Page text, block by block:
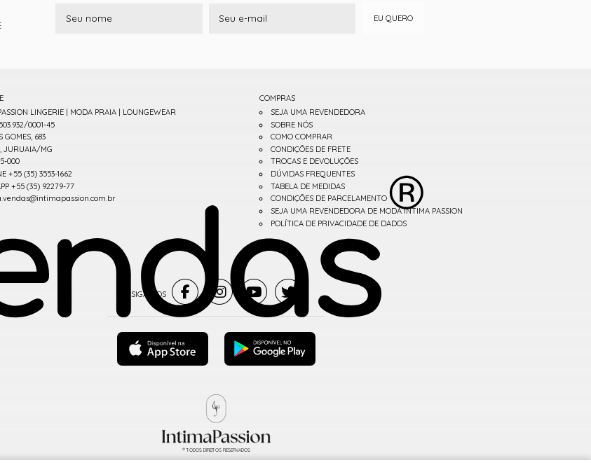
EU QUERO
LINGERIE | MODA PRAIA | LOUNGEWEAR
0001-45
GOMES, 683
JURUAIA/MG
000
+55 (35) 3553-1662
+55 (35) 92279-77
COMPRAS
SEJA UMA REVENDEDORA
SOBRE NÓS
COMO COMPRAR
CONDIÇÕES DE FRETE
TROCAS E DEVOLUÇÕES
DÚVIDAS FREQUENTES
TABELA DE MEDIDAS
CONDIÇÕES DE PARCELAMENTO
SEJA UMA REVENDEDORA DE MODA ÍNTIMA PASSION
POLÍTICA DE PRIVACIDADE DE DADOS
® TODOS DIREITOS RESERVADOS